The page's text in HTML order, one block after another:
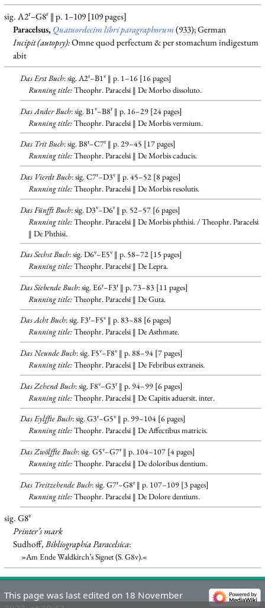
sig. A2r–G8r‖ p. 1–109 [109 pages]
Paracelsus, Quatuordecim libri paragraphorum(933); German
Incipit (autopsy):Omne quod perfectum & per stomachum indigestum
abit
Das Erst Buch: sig. A2r–B1v ‖ p. 1–16 [16 pages]
Running title:Theophr. Paracelsi ‖ De Morbo dissoluto.
Das Ander Buch: sig. B1v–B8r‖ p. 16–29 [24 pages]
Running title:Theophr. Paracelsi ‖ De Morbis vermium.
Das Trit Buch: sig. B8r–C7r‖ p. 29–45 [17 pages]
Running title:Theophr. Paracelsi ‖ De Morbis caducis.
Das Vierdt Buch: sig. C7r–D3v ‖ p. 45–52 [8 pages]
Running title:Theophr. Paracelsi ‖ De Morbis resolutis.
Das Fünfft Buch: sig. D3v–D6r‖ p. 52–57 [6 pages]
Running title:Theophr. Paracelsi ‖ De Morbis phthisi. / Theophr. Paracelsi
‖ De Phthisi.
Das Sechst Buch: sig. D6v–E5v ‖ p. 58–72 [15 pages]
Running title:Theophr. Paracelsi ‖ De Lepra.
Das Siebende Buch: sig. E6r–F3r‖ p. 73–83 [11 pages]
Running title:Theophr. Paracelsi ‖ De Guta.
Das Acht Buch: sig. F3r–F5v ‖ p. 83–88 [6 pages]
Running title:Theophr. Paracelsi ‖ De Asthmate.
Das Neunde Buch: sig. F5v–F8v ‖ p. 88–94 [7 pages]
Running title:Theophr. Paracelsi ‖ De Febribus extraneis.
Das Zehend Buch: sig. F8v–G3r‖ p. 94–99 [6 pages]
Running title:Theophr. Paracelsi ‖ De Capitis aduersit. inter.
Das Eylffte Buch: sig. G3r–G5v ‖ p. 99–104 [6 pages]
Running title:Theophr. Paracelsi ‖ De Affectibus matricis.
Das Zwölffte Buch: sig. G5v–G7r‖ p. 104–107 [4 pages]
Running title:Theophr. Paracelsi ‖ De doloribus dentium.
Das Treitzehende Buch: sig. G7r–G8r‖ p. 107–109 [3 pages]
Running title:Theophr. Paracelsi ‖ De Dolore dentium.
sig. G8v
Printer’s mark
Sudhoff,Bibliographia Paracelsica:
»Am Ende Waldkirch’s Signet (S. G8v).«
This page was last edited on 18 November